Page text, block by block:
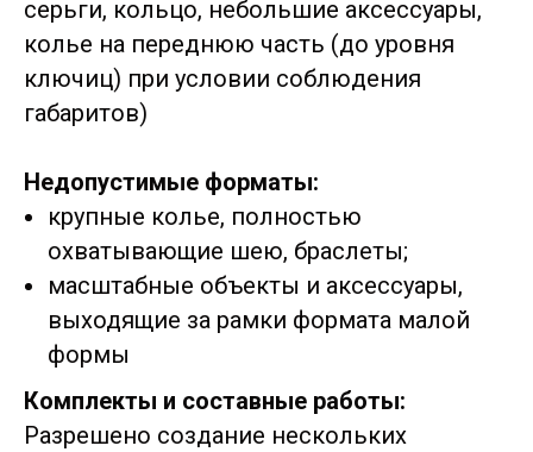
серьги, кольцо, небольшие аксессуары,
колье на переднюю часть (до уровня
ключиц) при условии соблюдения
габаритов)
Недопустимые форматы:
крупные колье, полностью
охватывающие шею, браслеты;
масштабные объекты и аксессуары,
выходящие за рамки формата малой
формы
Комплекты и составные работы:
Разрешено создание нескольких